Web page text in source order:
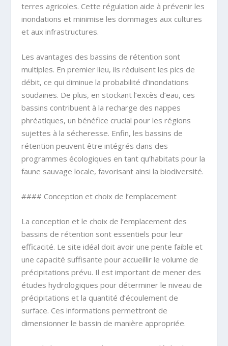
terres agricoles. Cette régulation aide à prévenir les
inondations et minimise les dommages aux cultures
et aux infrastructures.
Les avantages des bassins de rétention sont
multiples. En premier lieu, ils réduisent les pics de
débit, ce qui diminue la probabilité d’inondations
soudaines. De plus, en stockant l’excès d’eau, ces
bassins contribuent à la recharge des nappes
phréatiques, un bénéfice crucial pour les régions
sujettes à la sécheresse. Enfin, les bassins de
rétention peuvent être intégrés dans des
programmes écologiques en tant qu’habitats pour la
faune sauvage locale, favorisant ainsi la biodiversité.
#### Conception et choix de l’emplacement
La conception et le choix de l’emplacement des
bassins de rétention sont essentiels pour leur
efficacité. Le site idéal doit avoir une pente faible et
une capacité suffisante pour accueillir le volume de
précipitations prévu. Il est important de mener des
études hydrologiques pour déterminer le niveau de
précipitations et la quantité d’écoulement de
surface. Ces informations permettront de
dimensionner le bassin de manière appropriée.